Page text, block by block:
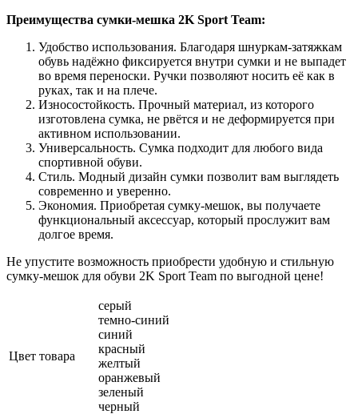
Преимущества сумки-мешка 2K Sport Team:
Удобство использования. Благодаря шнуркам-затяжкам
обувь надёжно фиксируется внутри сумки и не выпадет
во время переноски. Ручки позволяют носить её как в
руках, так и на плече.
Износостойкость. Прочный материал, из которого
изготовлена сумка, не рвётся и не деформируется при
активном использовании.
Универсальность. Сумка подходит для любого вида
спортивной обуви.
Стиль. Модный дизайн сумки позволит вам выглядеть
современно и уверенно.
Экономия. Приобретая сумку-мешок, вы получаете
функциональный аксессуар, который прослужит вам
долгое время.
Не упустите возможность приобрести удобную и стильную
сумку-мешок для обуви 2K Sport Team по выгодной цене!
Цвет товара
серый
темно-синий
синий
красный
желтый
оранжевый
зеленый
черный